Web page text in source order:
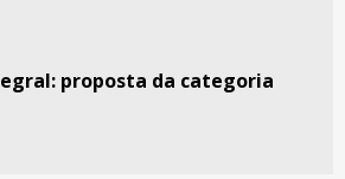
proposta da categoria